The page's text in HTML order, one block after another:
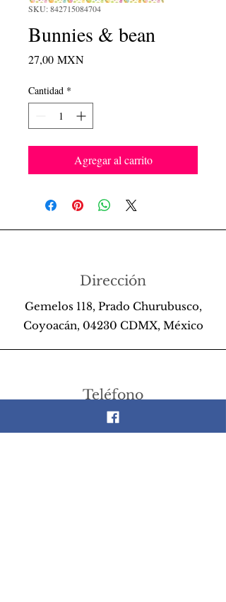
SKU: 842715084704
Bunnies & bean
27,00 MXNPrecio
Cantidad *
Agregar al carrito
Dirección
Gemelos 118, Prado Churubusco,
Coyoacán, 04230 CDMX, México
Teléfono
55 26 89 13 14